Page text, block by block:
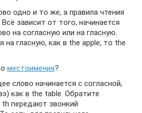
одно и то же, а правила чтения
зависит от того, начинается
на согласную или на гласную.
на гласную, как в the apple, то the
местоимения?
слово начинается с согласной,
как в the table. Обратите
передают звонкий